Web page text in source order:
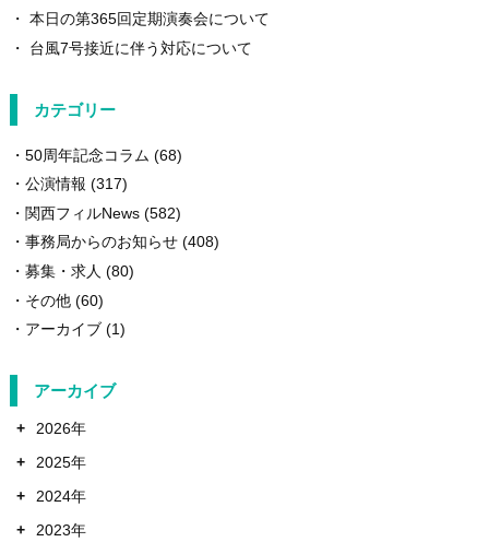
本日の第365回定期演奏会について
台風7号接近に伴う対応について
カテゴリー
50周年記念コラム (68)
公演情報 (317)
関西フィルNews(582)
事務局からのお知らせ(408)
募集・求人 (80)
その他(60)
アーカイブ(1)
アーカイブ
+
2026年
+
2025年
+
2024年
+
2023年